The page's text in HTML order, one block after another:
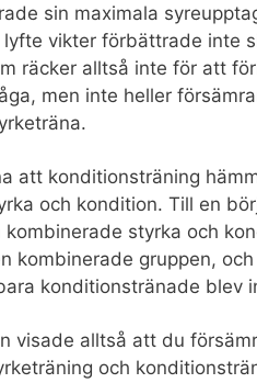
sin maximala
vikter förbättrade inte
räcker alltså inte för att
men inte heller
att konditionsträning
och kondition. Till en
styrka och
kombinerade gruppen,
konditionstränade blev
visade alltså att du
och